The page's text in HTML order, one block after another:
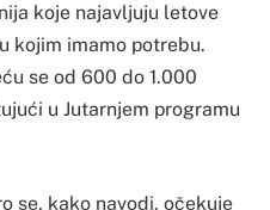
koje najavljuju letove
kojim imamo potrebu.
se od 600 do 1.000
u Jutarnjem programu
se, kako navodi, očekuje